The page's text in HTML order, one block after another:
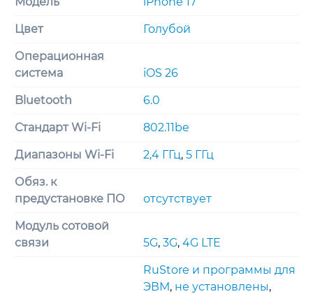
Цвет Голубой
Операционная
система
iOS 26
Bluetooth 6.0
Стандарт Wi-Fi 802.11be
Диапазоны Wi-Fi 2,4 ГГц, 5 ГГц
Обяз. к
предустановке ПО
отсутствует
Модуль сотовой
связи
5G, 3G, 4G LTE
RuStore и программы для
ЭВМ, не установлены,